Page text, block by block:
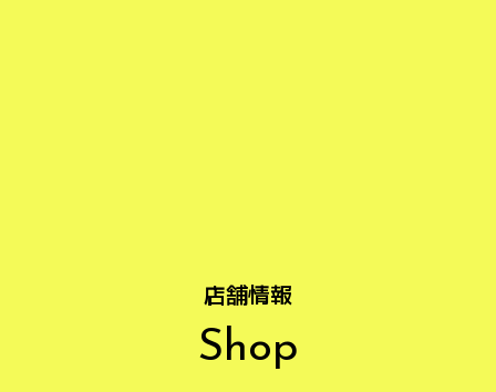
店舗情報
Shop